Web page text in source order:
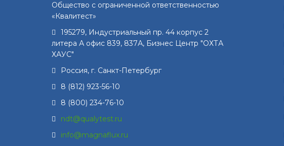
Общество с ограниченной ответственностью
«Квалитест»
195279, Индустриальный пр. 44 корпус 2
литера А офис 839, 837А, Бизнес Центр "ОХТА
ХАУС"
Россия, г. Санкт-Петербург
8 (812) 923-56-10
8 (800) 234-76-10
ndt@qualytest.ru
info@magnaflux.ru